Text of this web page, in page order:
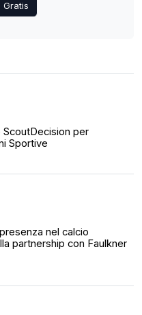
Gratis
ScoutDecision per
Sportive
nel calcio
partnership con Faulkner